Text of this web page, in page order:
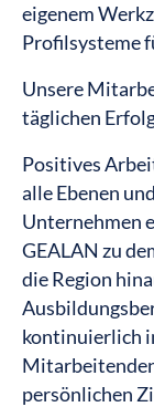
eigenem
Profilsysteme
Unsere
täglichen
Positives
alle Ebenen
Unternehmen
GEALAN zu
die Region
kontinuierlich
persönlichen